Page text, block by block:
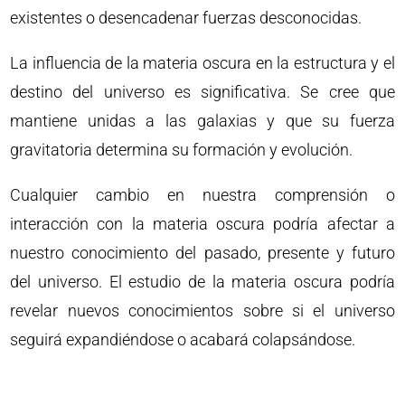
existentes o desencadenar fuerzas desconocidas.
La influencia de la materia oscura en la estructura y el
destino del universo es significativa. Se cree que
mantiene unidas a las galaxias y que su fuerza
gravitatoria determina su formación y evolución.
Cualquier cambio en nuestra comprensión o
interacción con la materia oscura podría afectar a
nuestro conocimiento del pasado, presente y futuro
del universo. El estudio de la materia oscura podría
revelar nuevos conocimientos sobre si el universo
seguirá expandiéndose o acabará colapsándose.